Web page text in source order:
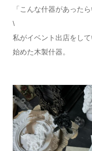
「こんな什器があったら
\
私がイベント出店をし
始めた木製什器。